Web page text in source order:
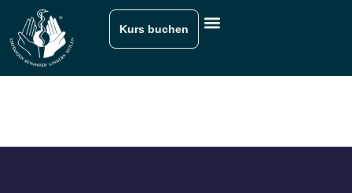
Kurs buchen